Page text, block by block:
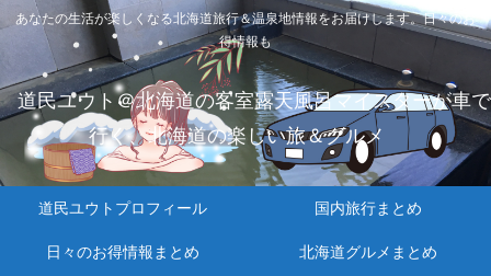
あなたの生活が楽しくなる北海道旅行＆温泉地情報をお届けします。日々のお
得情報も
道民ユウト＠北海道の客室露天風呂マイスターが車で
行く、北海道の楽しい旅＆グルメ
道民ユウトプロフィール 国内旅行まとめ
日々のお得情報まとめ 北海道グルメまとめ